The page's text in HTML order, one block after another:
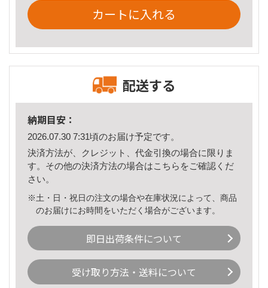
カートに入れる
配送する
納期目安：
2026.07.30 7:31頃のお届け予定です。
決済方法が、クレジット、代金引換の場合に限りま
す。その他の決済方法の場合はこちら をご確認くだ
さい。
※土・日・祝日の注文の場合や在庫状況によって、商品
のお届けにお時間をいただく場合がございます。
即日出荷条件について
受け取り方法・送料について